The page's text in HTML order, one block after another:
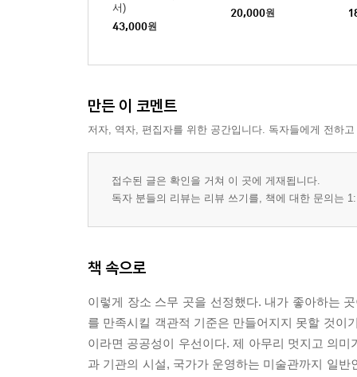
서)
43,000원
20,000원
만든 이 코멘트
저자, 역자, 편집자를 위한 공간입니다. 독자들에게 전하
접수된 글은 확인을 거쳐 이 곳에 게재됩니다.
독자 분들의 리뷰는 리뷰 쓰기를, 책에 대한 문의는
책 속으로
이렇게 장소 스무 곳을 선정했다. 내가 좋아하는
를 만족시킬 객관적 기준은 만들어지지 못할 것이
이라면 공공성이 우선이다. 제 아무리 멋지고 의
과 기관의 시설, 국가가 운영하는 미술관까지 일